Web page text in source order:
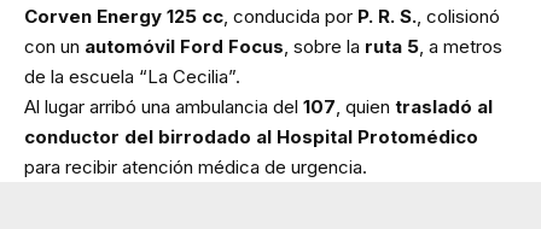
Corven Energy 125 cc, conducida por P. R. S., colisionó
con un automóvil Ford Focus, sobre la ruta 5, a metros
de la escuela “La Cecilia”.
Al lugar arribó una ambulancia del 107, quien trasladó al
conductor del birrodado al Hospital Protomédico
para recibir atención médica de urgencia.